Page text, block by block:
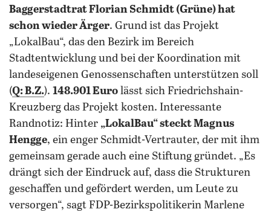
Baggerstadtrat Florian Schmidt (Grüne) hat
schon wieder Ärger. Grund ist das Projekt
„LokalBau“, das den Bezirk im Bereich
Stadtentwicklung und bei der Koordination mit
landeseigenen Genossenschaften unterstützen soll
(Q: B.Z.). 148.901 Euro lässt sich Friedrichshain-
Kreuzberg das Projekt kosten. Interessante
Randnotiz: Hinter „LokalBau“ steckt Magnus
Hengge, ein enger Schmidt-Vertrauter, der mit ihm
gemeinsam gerade auch eine Stiftung gründet. „Es
drängt sich der Eindruck auf, dass die Strukturen
geschaffen und gefördert werden, um Leute zu
versorgen“, sagt FDP-Bezirkspolitikerin Marlene